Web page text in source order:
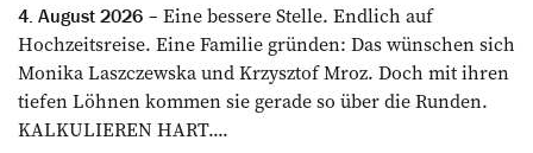
4. August 2026
Eine bessere Stelle. Endlich auf
Hochzeitsreise. Eine Familie gründen: Das wünschen sich
Monika Laszczewska und Krzysztof Mroz. Doch mit ihren
tiefen Löhnen kommen sie gerade so über die Runden.
KALKULIEREN HART....